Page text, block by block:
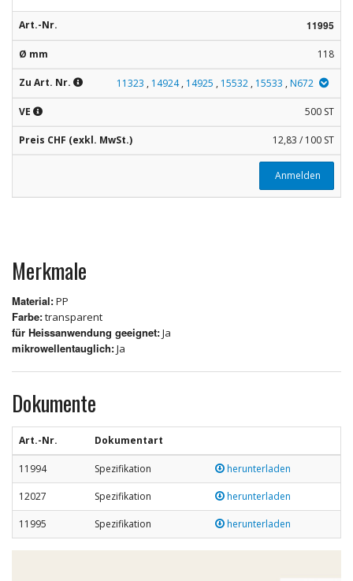
Art.-Nr. 11995
Ø mm 118
Zu Art. Nr. 11323 , 14924, 14925 , 15532 , 15533 , N672
VE 500 ST
Preis CHF (exkl. MwSt.) 12,83 / 100 ST
Anmelden
Merkmale
Material:PP
Farbe:transparent
für Heissanwendung geeignet:Ja
mikrowellentauglich:Ja
Dokumente
Art.-Nr. Dokumentart
11994 Spezifikation herunterladen
12027 Spezifikation herunterladen
11995 Spezifikation herunterladen